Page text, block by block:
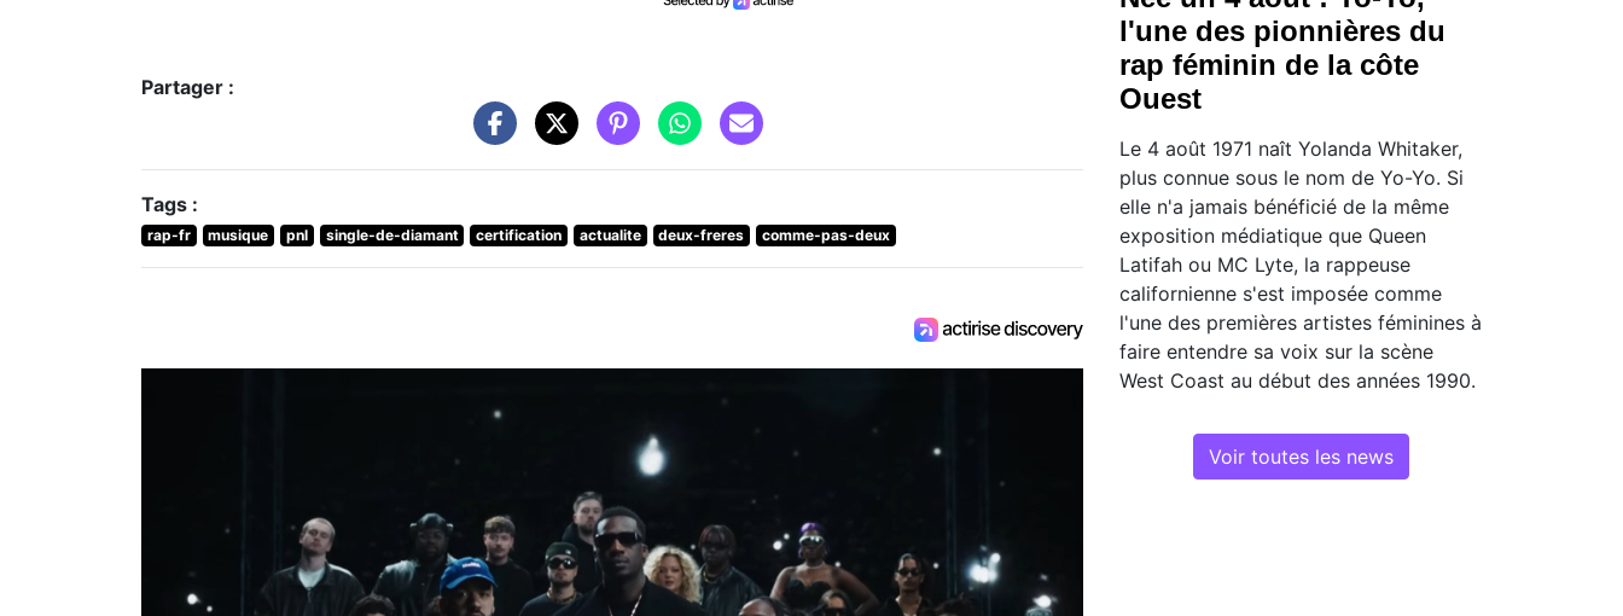
Partager :
Tags :
rap-fr musique pnl single-de-diamant certification actualite deux-freres comme-pas-deux
l'une des pionnières du
rap féminin de la côte
Ouest
Le 4 août 1971 naît Yolanda Whitaker,
plus connue sous le nom de Yo-Yo. Si
elle n'a jamais bénéficié de la même
exposition médiatique que Queen
Latifah ou MC Lyte, la rappeuse
californienne s'est imposée comme
l'une des premières artistes féminines à
faire entendre sa voix sur la scène
West Coast au début des années 1990.
Voir toutes les news